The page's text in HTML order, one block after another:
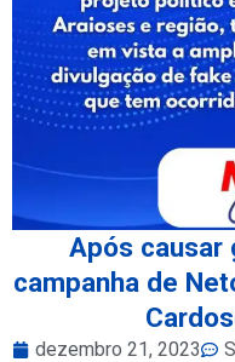
Após causar
campanha de
dezembro 21, 2023